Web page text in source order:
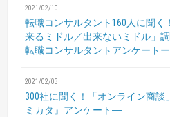
2021/02/10
転職コンサルタント160人に聞く
来るミドル／出来ないミドル」
転職コンサルタントアンケートー
2021/02/03
300社に聞く！「オンライン商談
ミカタ』アンケート―